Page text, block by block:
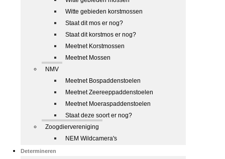
Witte gebieden korstmossen
Staat dit mos er nog?
Staat dit korstmos er nog?
Meetnet Korstmossen
Meetnet Mossen
NMV
Meetnet Bospaddenstoelen
Meetnet Zeereeppaddenstoelen
Meetnet Moeraspaddenstoelen
Staat deze soort er nog?
Zoogdiervereniging
NEM Wildcamera's
Determineren